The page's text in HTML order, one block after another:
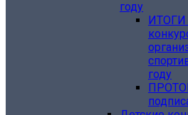
году
ИТОГИ
году